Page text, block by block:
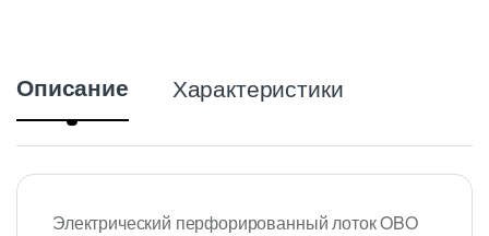
Описание Характеристики
Электрический перфорированный лоток OBO